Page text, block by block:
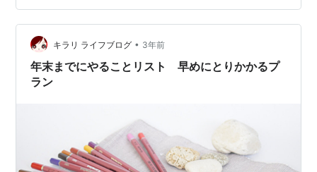
チ・ミー・イフ・ユー・キャン2 猫用電動おもちゃ 猫壱
Amazon 猫壱（necoichi） キャッチ・ミー・イフ・ユ
ー・キャン2 猫…
キラリ ライフブログ • 3年前
年末までにやることリスト 早めにとりかかるプ
ラン